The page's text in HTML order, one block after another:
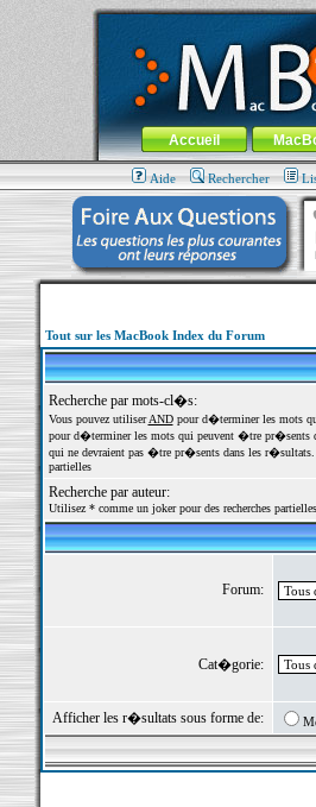
MacBook-fr.com : 100% Apple... 100%
Aller au contenu-Aller au menu
Menu général
Accueil
Aide Rechercher
Tout sur les MacBook Index du Forum
Recherche par mots-cl�s:
Vous pouvez utiliserANDpour d�terminer les mots
pour d�terminer les mots qui peuvent �tre pr�sents
qui ne devraient pas �tre pr�sents dans les r�sultats.
partielles
Recherche par auteur:
Utilisez * comme un joker pour des recherches partielles
Forum:
Cat�gorie:
Afficher les r�sultats sous forme de: